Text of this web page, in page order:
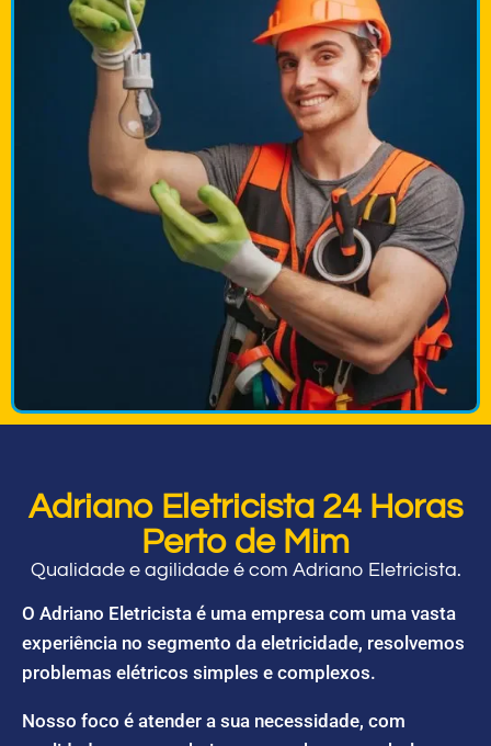
Adriano Eletricista 24 Horas
Perto de Mim
Qualidade e agilidade é com Adriano Eletricista.
O Adriano Eletricista é uma empresa com uma vasta
experiência no segmento da eletricidade, resolvemos
problemas elétricos simples e complexos.
Nosso foco é atender a sua necessidade, com